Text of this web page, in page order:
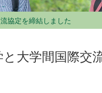
協定を締結しました
大学間国際交